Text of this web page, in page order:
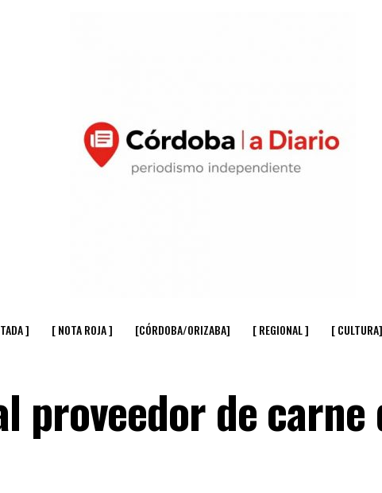
] [ NOTA ROJA ] [CÓRDOBA/ORIZABA] [ REGIONAL ] [ CULTURA]
proveedor de carne